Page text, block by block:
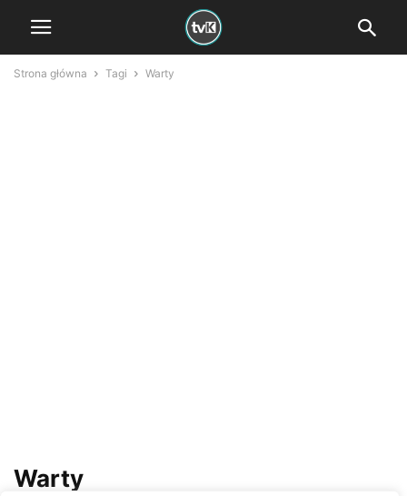
Strona główna Tagi Warty
Warty